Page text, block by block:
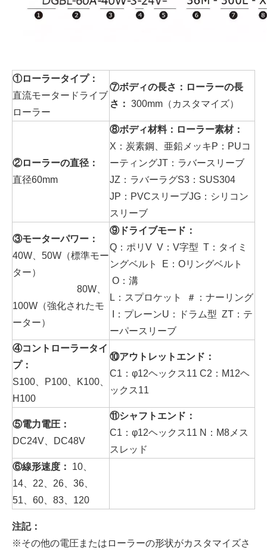
①ローラータイプ：
直流モータードライブ
ローラー
⑦ボディの長さ：ローラーの長
さ： 300mm（カスタマイズ）
②ローラーの直径：
直径60mm
⑧ボディ材料：ローラー素材：
X：炭素鋼、亜鉛メッキP：PUコ
ーティングJT：ラバースリーブ
JZ：ラバーラグS3：SUS304
JP：PVCスリーブJG：シリコン
スリーブ
③モーターパワー：
40W、50W（標準モー
ター）
80W、
100W（強化されたモ
ーター）
⑨ドライブモード：
Q：ポリV V：V字型 T：タイミ
ングベルト E：Oリングベルト
O：溝
L：スプロケット ＃：ナーリング
I：プレーンU：ドラム型 ZT：テ
ーパースリーブ
④コントローラータイ
プ：
S100、P100、K100、
H100
⑩アウトレットエンド：
C1：φ12ヘックス11 C2：M12ヘ
ックス11
⑤電力電圧：
DC24V、DC48V
⑪シャフトエンド：
C1：φ12ヘックス11 N：M8メス
スレッド
⑥線形速度：
10、
14、22、26、36、
51、60、83、120
注記：
※その他の電圧またはローラーの形状がカスタマイズさ